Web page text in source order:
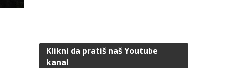
Klikni da pratiš naš Youtube
kanal